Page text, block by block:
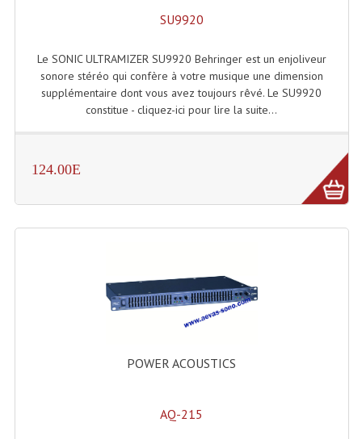
Compresseurs , Limiteurs , Noise Gate
Egaliseur Egaliseurs
Enceintes Et Caissons Basses
Enceintes Passives Sono
Caisson De Basse Amplifié
Caissons De Basses
Enceinte Nomade Bluetooth
SU9920
Le SONIC ULTRAMIZER SU9920 Behringer est un enjoliveur
sonore stéréo qui confère à votre musique une dimension
supplémentaire dont vous avez toujours rêvé. Le SU9920
constitue - cliquez-ici pour lire la suite...
124.00E
POWER ACOUSTICS
AQ-215